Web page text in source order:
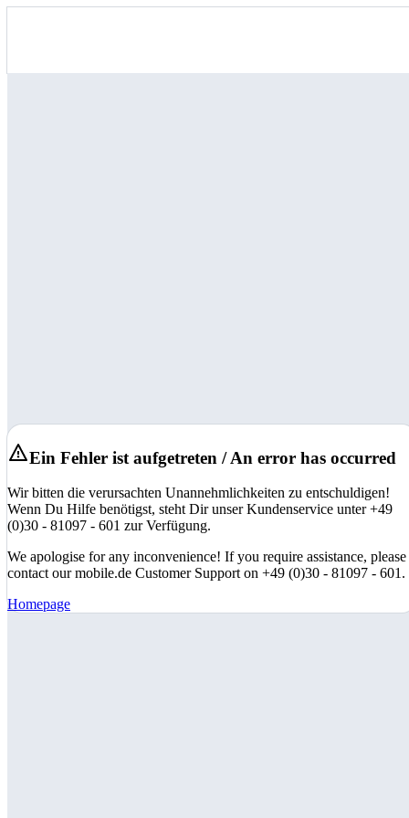
Ein Fehler ist aufgetreten / An error has occurred
Wir bitten die verursachten Unannehmlichkeiten zu entschuldigen!
Wenn Du Hilfe benötigst, steht Dir unser Kundenservice unter +49
(0)30 - 81097 - 601 zur Verfügung.
We apologise for any inconvenience! If you require assistance, please
contact our mobile.de Customer Support on +49 (0)30 - 81097 - 601.
Homepage